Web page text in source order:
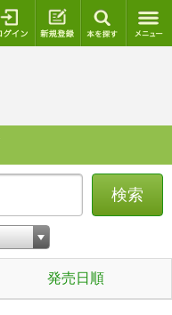
ログイン 新規登録
検索
発売日順